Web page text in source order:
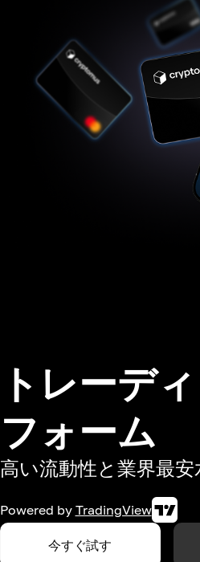
トレーデ
フォーム
高い流動性と業界最
Powered by TradingView
今すぐ試す